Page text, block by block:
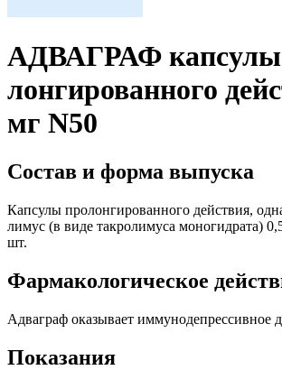
АДВАГРАФ
лонги­ро­ван­ного
мг N50
Состав и форма выпуска
Кап­сулы про­лонги­ро­ван­ного действия,
лимус (в виде такро­лимуса моногид­рата) 0,
шт.
Фарма­ко­логи­че­ское
Адваграф ока­зы­вает имму­но­депрес­сив­ное
Пока­за­ния